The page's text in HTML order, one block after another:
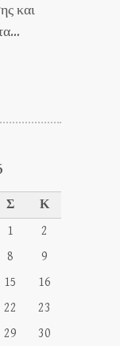
και
Σ
Κ
1
2
8
9
15
16
22
23
29
30